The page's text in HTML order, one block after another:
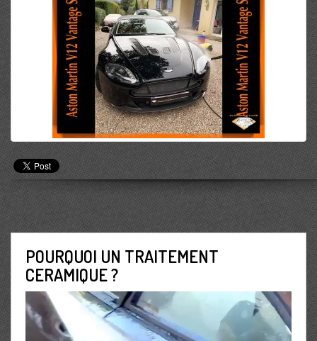
POURQUOI UN TRAITEMENT
CERAMIQUE ?
Lecteur
vidéo